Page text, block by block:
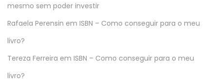
mesmo sem poder investir
Rafaela Perensin em ISBN – Como conseguir para o meu
livro?
Tereza Ferreira em ISBN – Como conseguir para o meu
livro?